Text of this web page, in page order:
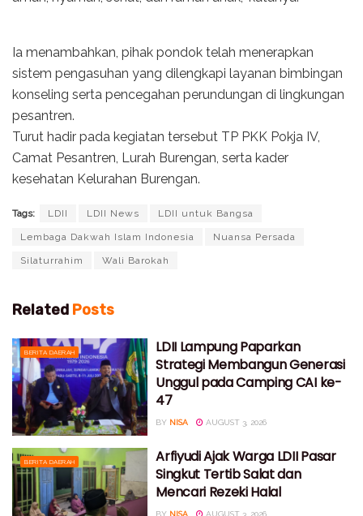
Ia menambahkan, pihak pondok telah menerapkan
sistem pengasuhan yang dilengkapi layanan bimbingan
konseling serta pencegahan perundungan di lingkungan
pesantren.
Turut hadir pada kegiatan tersebut TP PKK Pokja IV,
Camat Pesantren, Lurah Burengan, serta kader
kesehatan Kelurahan Burengan.
Tags: LDII LDII News LDII untuk Bangsa
Lembaga Dakwah Islam Indonesia Nuansa Persada
Silaturrahim Wali Barokah
Related Posts
BERITA DAERAH
LDII Lampung Paparkan
Strategi Membangun Generasi
Unggul pada Camping CAI ke-
47
BY NISA AUGUST 3, 2026
BERITA DAERAH
Arfiyudi Ajak Warga LDII Pasar
Singkut Tertib Salat dan
Mencari Rezeki Halal
BY NISA AUGUST 3, 2026